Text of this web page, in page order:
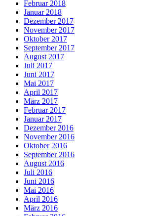
Februar 2018
Januar 2018
Dezember 2017
November 2017
Oktober 2017
September 2017
August 2017
Juli 2017
Juni 2017
Mai 2017
April 2017
März 2017
Februar 2017
Januar 2017
Dezember 2016
November 2016
Oktober 2016
September 2016
August 2016
Juli 2016
Juni 2016
Mai 2016
April 2016
März 2016